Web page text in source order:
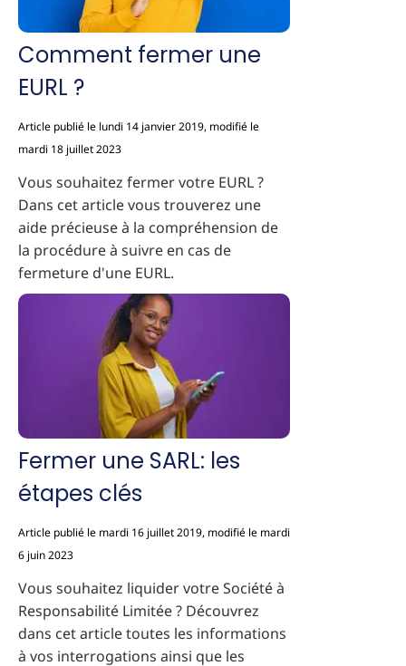
Comment fermer une
EURL ?
Article publié le lundi 14 janvier 2019, modifié le
mardi 18 juillet 2023
Vous souhaitez fermer votre EURL ?
Dans cet article vous trouverez une
aide précieuse à la compréhension de
la procédure à suivre en cas de
fermeture d'une EURL.
Fermer une SARL: les
étapes clés
Article publié le mardi 16 juillet 2019, modifié le mardi
6 juin 2023
Vous souhaitez liquider votre Société à
Responsabilité Limitée ? Découvrez
dans cet article toutes les informations
à vos interrogations ainsi que les